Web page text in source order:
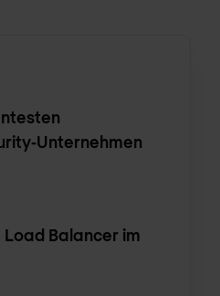
Balancer im